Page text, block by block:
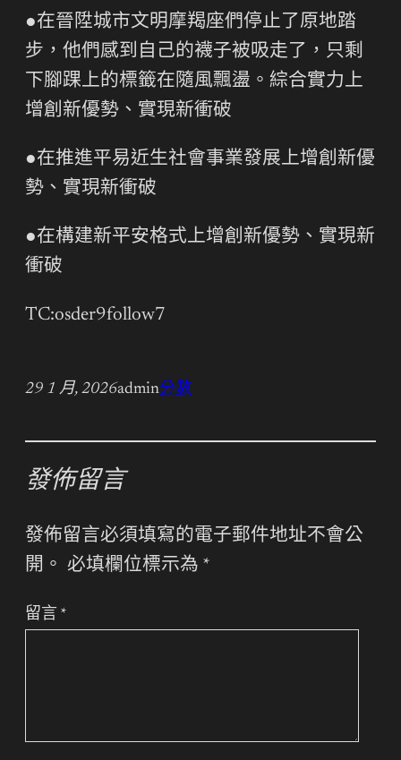
●在晉陞城市文明摩羯座們停止了原地踏
步，他們感到自己的襪子被吸走了，只剩
下腳踝上的標籤在隨風飄盪。綜合實力上
增創新優勢、實現新衝破
●在推進平易近生社會事業發展上增創新優
勢、實現新衝破
●在構建新平安格式上增創新優勢、實現新
衝破
TC:osder9follow7
29 1 月, 2026admin分數
發佈留言
發佈留言必須填寫的電子郵件地址不會公
開。 必填欄位標示為 *
留言 *